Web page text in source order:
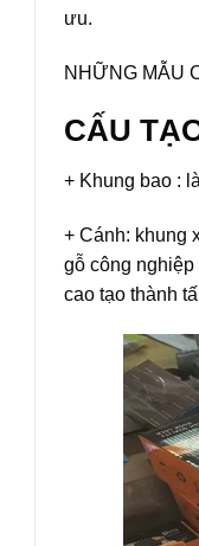
ưu.
NHỮNG MẪU
CẤU
+ Khung bao :
+ Cánh: khung
gỗ công
cao tạo thành